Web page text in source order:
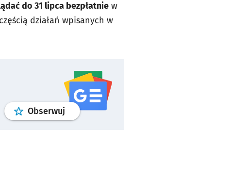
do 31 lipca bezpłatnie w
działań wpisanych w
Obserwuj profilgoogle news